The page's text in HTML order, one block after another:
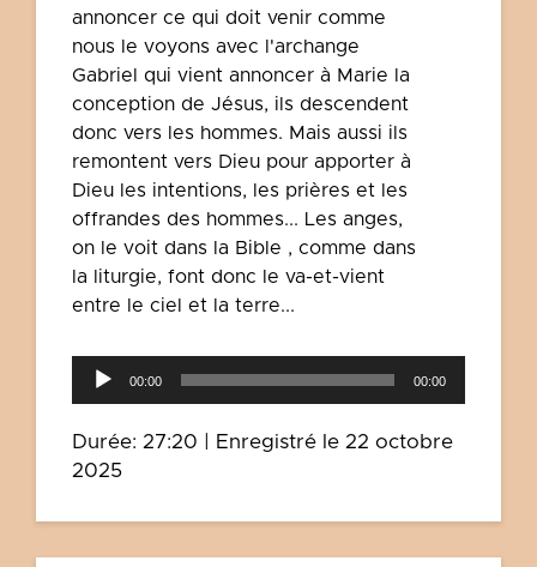
annoncer ce qui doit venir comme
nous le voyons avec l'archange
Gabriel qui vient annoncer à Marie la
conception de Jésus, ils descendent
donc vers les hommes. Mais aussi ils
remontent vers Dieu pour apporter à
Dieu les intentions, les prières et les
offrandes des hommes... Les anges,
on le voit dans la Bible , comme dans
la liturgie, font donc le va-et-vient
entre le ciel et la terre...
00:00 00:00
Durée: 27:20
Enregistré le 22 octobre
2025